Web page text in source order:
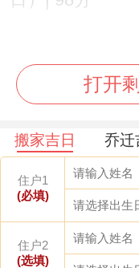
12月3日| 十月
日）| 98分
12月4日| 十月
日）| 97分
12月6日| 十月
日）| 98分
12月17日| 冬
打开
搬家吉日 乔迁
住户1
(必填)
住户2
(选填)